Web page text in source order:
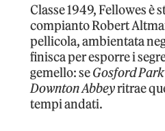
Classe 1949, Fellowes è
compianto Robert
pellicola, ambientata
finisca per esporre i
gemello: seGosford Park
Downton Abbeyritrae
tempi andati.